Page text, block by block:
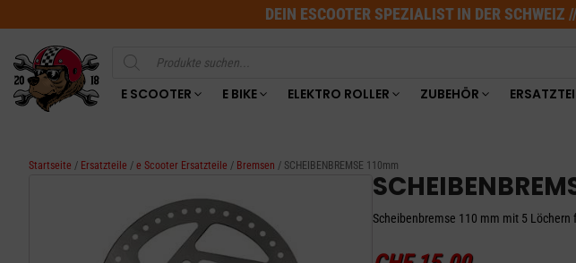
DEIN ESCOOTER SPEZIALIST IN DER
Products
E SCOOTER E BIKE ELEKTRO ROLLER ZUBEHÖR
Startseite / Ersatzteile / e Scooter Ersatzteile / Bremsen / SCHEIBENBREMSE 110mm
Scheibenbremse 110 mm mit 5 Löchern